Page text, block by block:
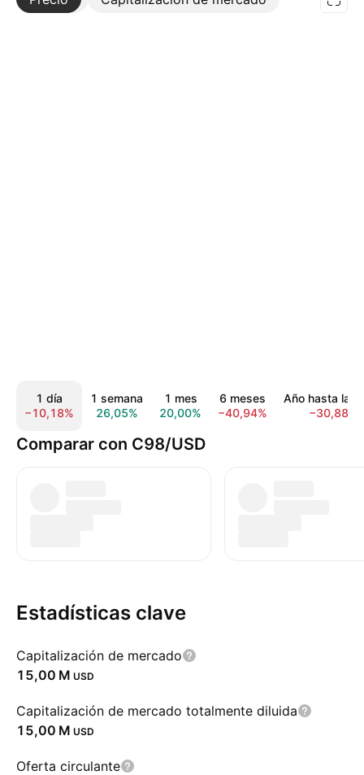
1 día
−10,18%
1 semana
26,05%
1 mes
20,00%
6 meses
−40,94%
Año hasta la
−30,88%
Comparar con C98/USD
Estadísticas clave
Capitalización de mercado
‪15,00 M‬ USD
Capitalización de mercado totalmente diluida
‪15,00 M‬ USD
Oferta circulante